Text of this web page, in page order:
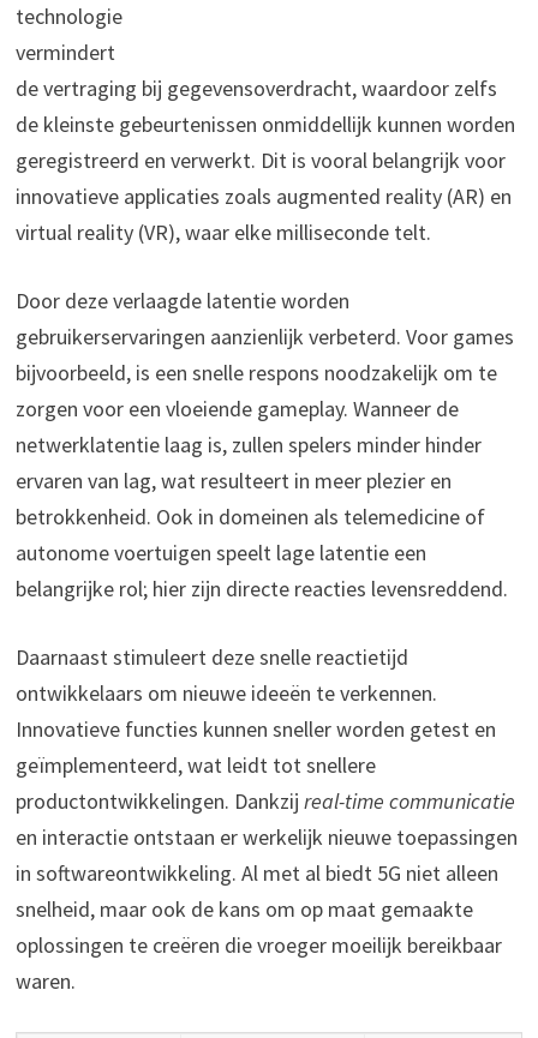
technologie
vermindert
de vertraging bij gegevensoverdracht, waardoor zelfs
de kleinste gebeurtenissen onmiddellijk kunnen worden
geregistreerd en verwerkt. Dit is vooral belangrijk voor
innovatieve applicaties zoals augmented reality (AR) en
virtual reality (VR), waar elke milliseconde telt.
Door deze verlaagde latentie worden
gebruikerservaringen aanzienlijk verbeterd. Voor games
bijvoorbeeld, is een snelle respons noodzakelijk om te
zorgen voor een vloeiende gameplay. Wanneer de
netwerklatentie laag is, zullen spelers minder hinder
ervaren van lag, wat resulteert in meer plezier en
betrokkenheid. Ook in domeinen als telemedicine of
autonome voertuigen speelt lage latentie een
belangrijke rol; hier zijn directe reacties levensreddend.
Daarnaast stimuleert deze snelle reactietijd
ontwikkelaars om nieuwe ideeën te verkennen.
Innovatieve functies kunnen sneller worden getest en
geïmplementeerd, wat leidt tot snellere
productontwikkelingen. Dankzij real-time communicatie
en interactie ontstaan er werkelijk nieuwe toepassingen
in softwareontwikkeling. Al met al biedt 5G niet alleen
snelheid, maar ook de kans om op maat gemaakte
oplossingen te creëren die vroeger moeilijk bereikbaar
waren.